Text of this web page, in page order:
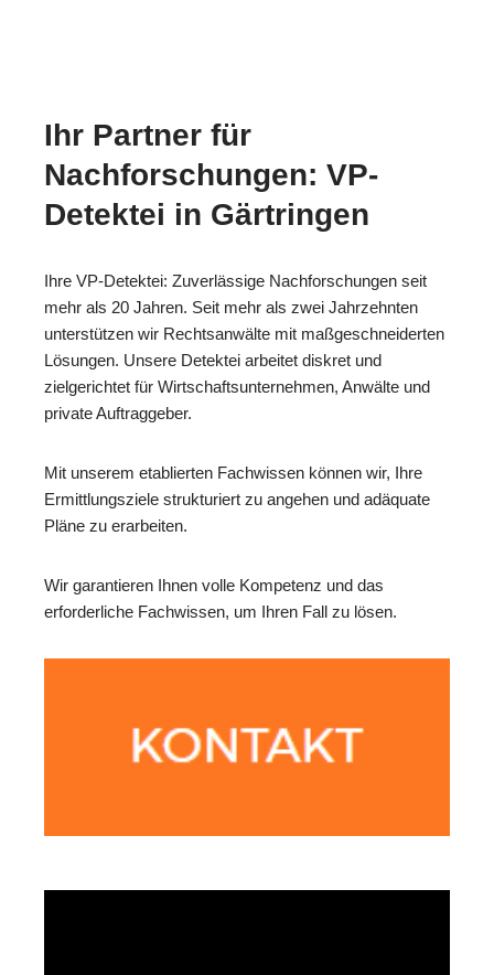
Ihr Partner für
Nachforschungen: VP-
Detektei in Gärtringen
Ihre VP-Detektei: Zuverlässige Nachforschungen seit
mehr als 20 Jahren. Seit mehr als zwei Jahrzehnten
unterstützen wir Rechtsanwälte mit maßgeschneiderten
Lösungen. Unsere Detektei arbeitet diskret und
zielgerichtet für Wirtschaftsunternehmen, Anwälte und
private Auftraggeber.
Mit unserem etablierten Fachwissen können wir, Ihre
Ermittlungsziele strukturiert zu angehen und adäquate
Pläne zu erarbeiten.
Wir garantieren Ihnen volle Kompetenz und das
erforderliche Fachwissen, um Ihren Fall zu lösen.